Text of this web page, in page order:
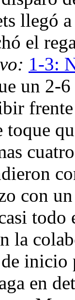
llegó
el
1-3:
un 2-
con
la
en